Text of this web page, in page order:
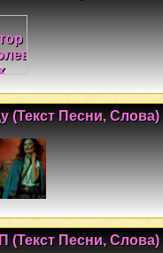
(Текст Песни, Слова)
(Текст Песни, Слова)